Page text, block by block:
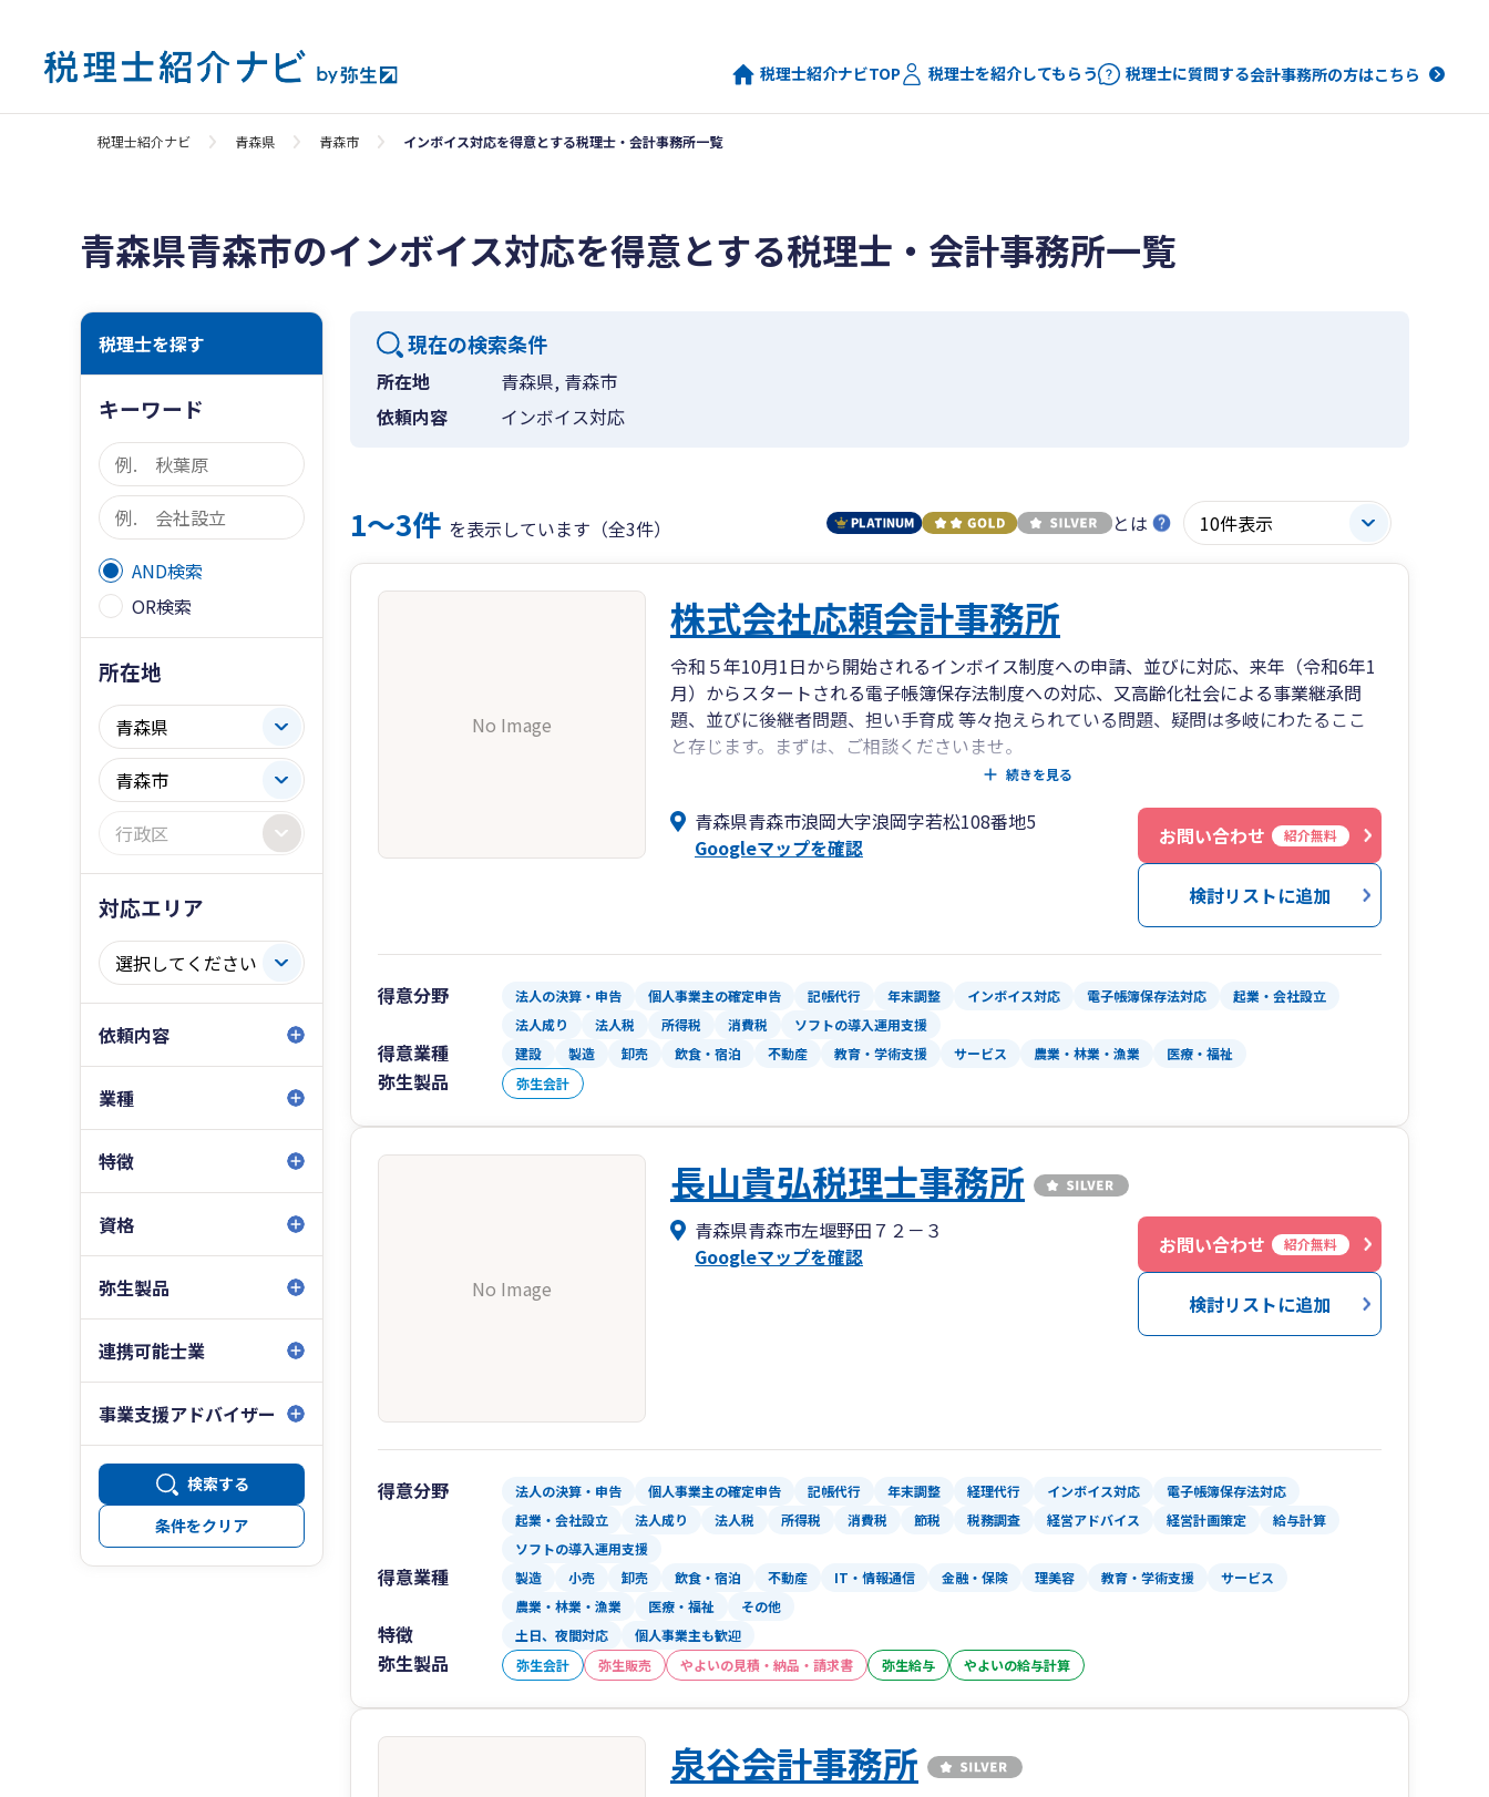
税理士紹介ナビTOP 税理士を紹介してもらう 税理士に質問する会計事務所の方はこちら
税理士紹介ナビ 青森県 青森市 インボイス対応を得意とする税理士・会計事務所一覧
青森県青森市のインボイス対応を得意とする税理士・会計事務所一覧
税理士を探す
キーワード
AND検索
OR検索
所在地
対応エリア
依頼内容
業種
特徴
資格
弥生製品
連携可能士業
事業支援アドバイザー
検索する
条件をクリア
現在の検索条件
所在地
青森県, 青森市
依頼内容
インボイス対応
1〜3件 を表示しています（全3件） とは
No Image
株式会社応頼会計事務所
令和５年10月1日から開始されるインボイス制度への申請、並びに対応、来年（令和6年1
月）からスタートされる電子帳簿保存法制度への対応、又高齢化社会による事業継承問
題、並びに後継者問題、担い手育成 等々抱えられている問題、疑問は多岐にわたるここ
と存じます。まずは、ご相談くださいませ。
小さな事務所ではございますが、その分、最新の知識をアップデートされた優秀なスタッ
から、お互いにウインウインとなる様な、ベストなサービスのご提供をさせて頂きます。
続きを見る
青森県青森市浪岡大字浪岡字若松108番地5
Googleマップを確認
お問い合わせ 紹介無料
検討リストに追加
得意分野 法人の決算・申告 個人事業主の確定申告 記帳代行 年末調整 インボイス対応 電子帳簿保存法対応
起業・会社設立
法人成り
法人税 所得税 消費税 ソフトの導入運用支援
得意業種 建設 製造 卸売 飲食・宿泊 不動産 教育・学術支援 サービス 農業・林業・漁業 医療・福祉
弥生製品 弥生会計
No Image
長山貴弘税理士事務所
青森県青森市左堰野田７２－３
Googleマップを確認
お問い合わせ 紹介無料
検討リストに追加
得意分野 法人の決算・申告 個人事業主の確定申告 記帳代行 年末調整 経理代行 インボイス対応
電子帳簿保存法対応
起業・会社設立
法人成り 法人税 所得税 消費税 節税 税務調査 経営アドバイス 経営計画策定
給与計算
ソフトの導入運用支援
得意業種 製造 小売 卸売 飲食・宿泊 不動産 IT・情報通信 金融・保険 理美容 教育・学術支援
サービス
農業・林業・漁業
医療・福祉 その他
特徴 土日、夜間対応 個人事業主も歓迎
弥生製品 弥生会計 弥生販売 やよいの見積・納品・請求書 弥生給与 やよいの給与計算
泉谷会計事務所